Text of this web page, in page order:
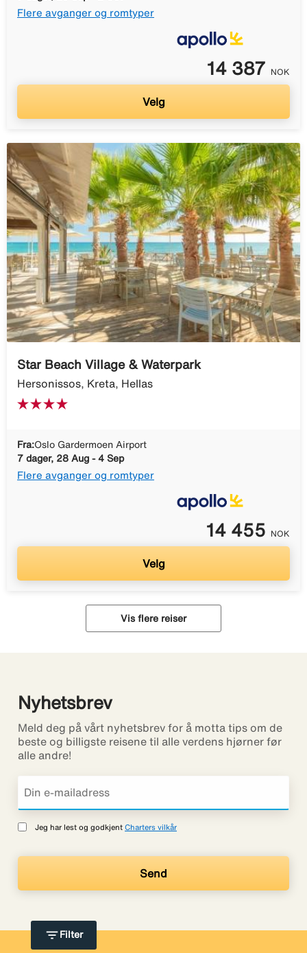
filter_list Filter
Flere avganger og romtyper
14 387 NOK
Velg
Star Beach Village & Waterpark
Hersonissos, Kreta, Hellas
Fra:Oslo Gardermoen Airport
7 dager, 28 Aug - 4 Sep
Flere avganger og romtyper
14 455 NOK
Velg
Vis flere reiser
Nyhetsbrev
Meld deg på vårt nyhetsbrev for å motta tips om de
beste og billigste reisene til alle verdens hjørner før
alle andre!
Jeg har lest og godkjent Charters vilkår